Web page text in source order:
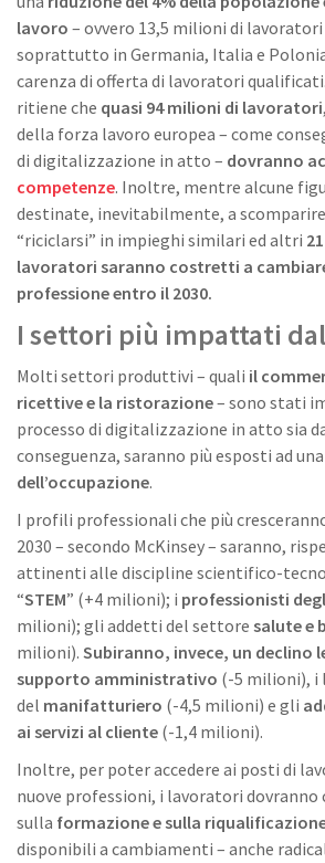
lavoro – ovvero 13,5 milioni di
soprattutto in Germania, Italia e
carenza di offerta di lavoratori
ritiene che quasi 94 milioni di lavoratori
della forza lavoro europea – come
di digitalizzazione in atto – dovranno
competenze. Inoltre, mentre alcune
destinate, inevitabilmente, a
“riciclarsi” in impieghi similari ed altri
lavoratori saranno costretti a
professione entro il 2030.
I settori più impattati
Molti settori produttivi – quali il
ricettive e la ristorazione– sono stati
processo di digitalizzazione in atto sia
conseguenza, saranno più esposti ad una
dell’occupazione.
I profili professionali che più
2030 – secondo McKinsey – saranno,
attinenti alle discipline scientifico-
“STEM” (+4 milioni); i professionisti
milioni); gli addetti del settore salute e
milioni). Subiranno, invece, un declino
supporto amministrativo (-5 milioni), i
del manifatturiero (-4,5 milioni) e gli
ai servizi al cliente (-1,4 milioni).
Inoltre, per poter accedere ai posti di
nuove professioni, i lavoratori dovranno
sulla formazione e sulla
disponibili a cambiamenti – anche